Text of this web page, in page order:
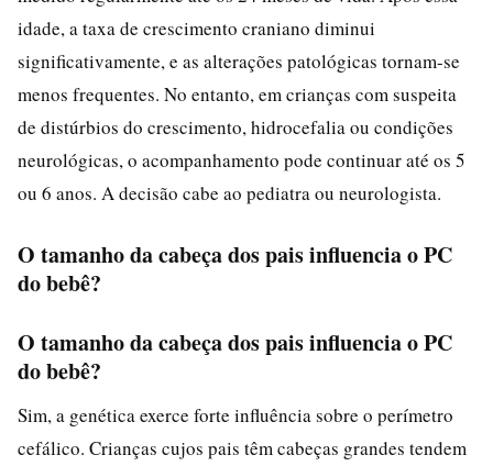
idade, a taxa de crescimento craniano diminui
significativamente, e as alterações patológicas tornam-se
menos frequentes. No entanto, em crianças com suspeita
de distúrbios do crescimento, hidrocefalia ou condições
neurológicas, o acompanhamento pode continuar até os 5
ou 6 anos. A decisão cabe ao pediatra ou neurologista.
O tamanho da cabeça dos pais influencia o PC
do bebê?
O tamanho da cabeça dos pais influencia o PC
do bebê?
Sim, a genética exerce forte influência sobre o perímetro
cefálico. Crianças cujos pais têm cabeças grandes tendem